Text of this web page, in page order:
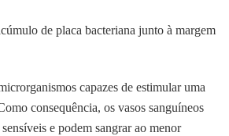
de placa bacteriana junto à margem
capazes de estimular uma
consequência, os vasos sanguíneos
e podem sangrar ao menor